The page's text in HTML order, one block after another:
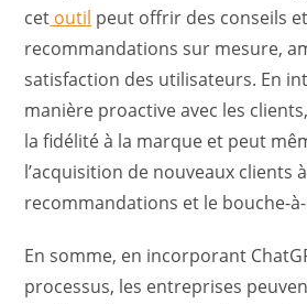
cet outil peut offrir des conseils
recommandations sur mesure,
satisfaction des utilisateurs. En
manière proactive avec les
la fidélité à la marque et peut
l’acquisition de nouveaux clients
recommandations et le bouche-
En somme, en incorporant
processus, les entreprises